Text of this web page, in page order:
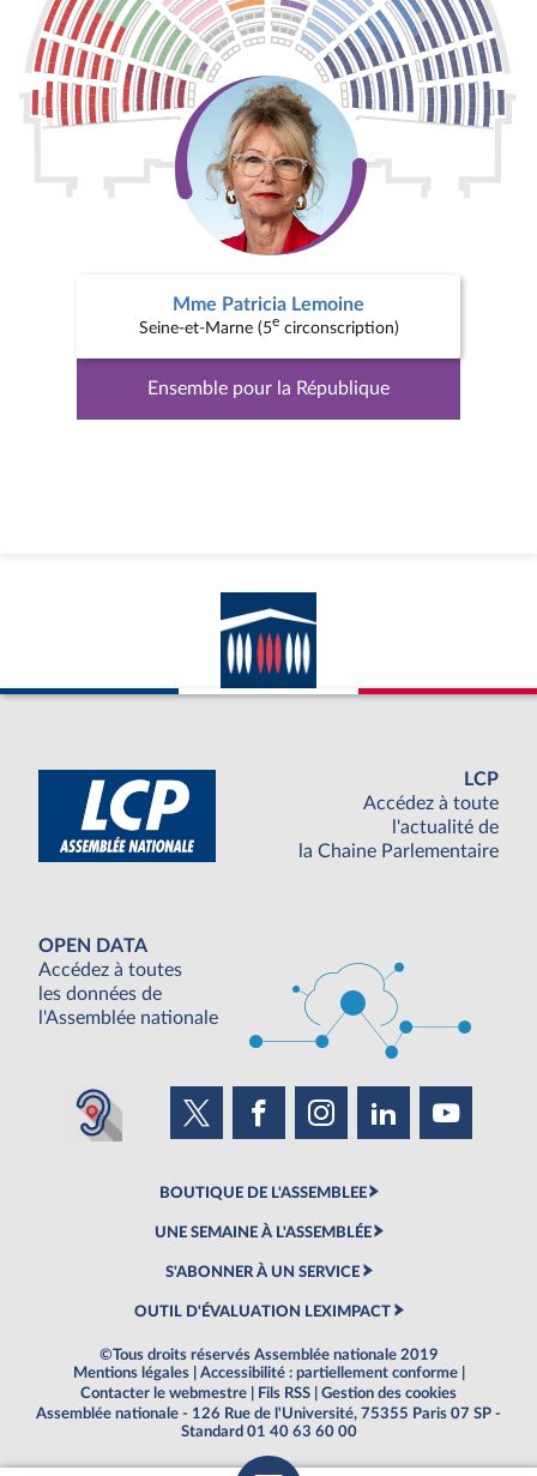
Mme Patricia Lemoine
Seine-et-Marne (5ecirconscription)
Ensemble pour la République
LCP
Accédez à toute
l'actualité de
la Chaine Parlementaire
OPEN DATA
Accédez à toutes
les données de
l'Assemblée nationale
BOUTIQUE DE L'ASSEMBLEE
UNE SEMAINE À L'ASSEMBLÉE
S'ABONNER À UN SERVICE
OUTIL D'ÉVALUATION LEXIMPACT
©Tous droits réservés Assemblée nationale 2019
Mentions légales
Accessibilité : partiellement conforme
Contacter le webmestre
Fils RSS
Gestion des cookies
Assemblée nationale - 126 Rue de l'Université, 75355 Paris 07 SP -
Standard 01 40 63 60 00